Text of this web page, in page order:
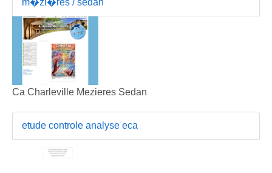
Ca Charleville Mezieres Sedan
etude controle analyse eca